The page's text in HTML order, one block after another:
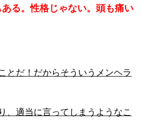
る。性格じゃない。頭も痛い
とだ！だからそういうメンヘラ
、適当に言ってしまうようなこ